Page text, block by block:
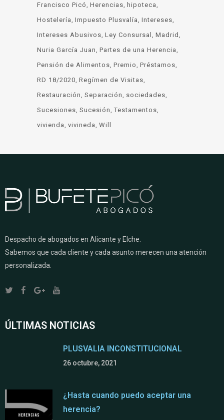
Francisco Picó Herencias
hipoteca
Hostelería Impuesto Plusvalía Intereses
Intereses Abusivos Ley Consursal
Madrid
Nuria García Juan Partes de una Herencia
Pensión de Alimentos Premio Préstamos
RD 18/2020 Regímen de Visitas
Restauración Separación
sociedades
Sucesiones Sucesión Testamentos
vivienda vivineda Will
Despacho de abogados en Alicante y Elche.
Sabemos que cada cliente y cada asunto merecen una atención
personalizada.
ÚLTIMAS NOTICIAS
PLUSVALIA INCONSTITUCIONAL
26 octubre, 2021
¿Hasta cuando puedo aceptar una
herencia?